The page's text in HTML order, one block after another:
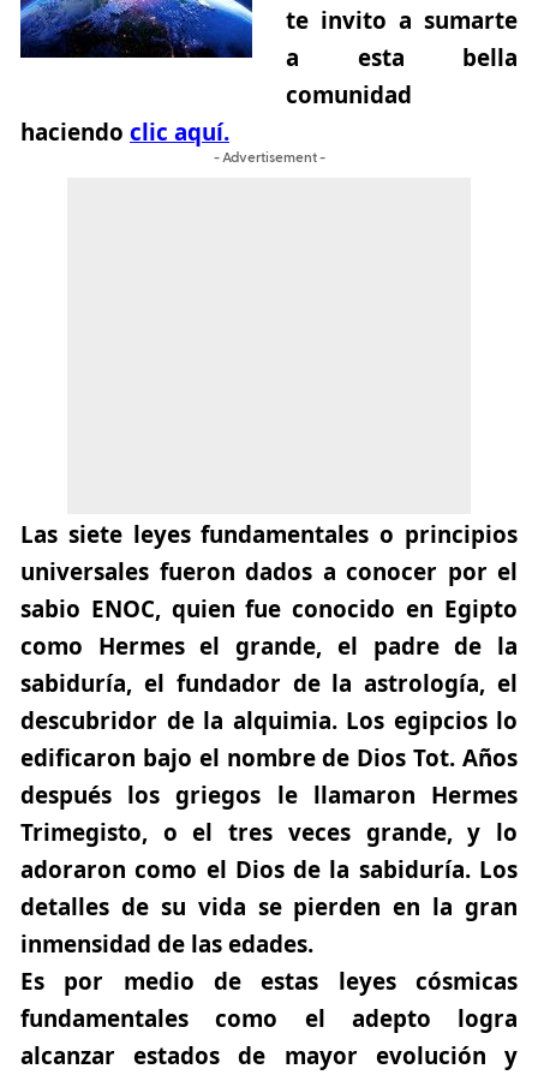
te invito a sumarte
a esta bella
comunidad
haciendo clic aquí.
- Advertisement -
Las siete leyes fundamentales o principios
universales fueron dados a conocer por el
sabio ENOC, quien fue conocido en Egipto
como Hermes el grande, el padre de la
sabiduría, el fundador de la astrología, el
descubridor de la alquimia. Los egipcios lo
edificaron bajo el nombre de Dios Tot. Años
después los griegos le llamaron Hermes
Trimegisto, o el tres veces grande, y lo
adoraron como el Dios de la sabiduría. Los
detalles de su vida se pierden en la gran
inmensidad de las edades.
Es por medio de estas leyes cósmicas
fundamentales como el adepto logra
alcanzar estados de mayor evolución y